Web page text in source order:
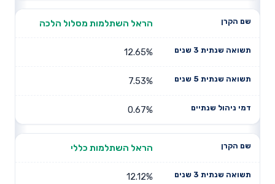
הראל השתלמות מסלול הלכה
12.65%
7.53%
0.67%
הראל השתלמות כללי
12.12%